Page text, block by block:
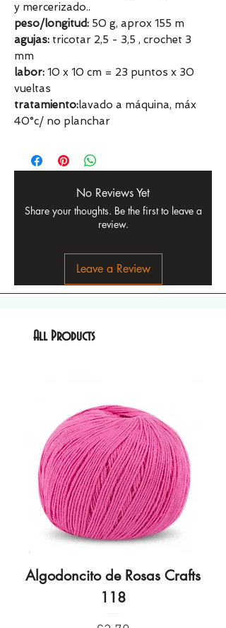
y mercerizado..
peso/longitud: 50 g, aprox 155 m
agujas: tricotar 2,5 - 3,5 , crochet 3
mm
labor: 10 x 10 cm = 23 puntos x 30
vueltas
tratamiento:lavado a máquina, máx
40°c/ no planchar
No Reviews Yet
Share your thoughts. Be the first to leave a
review.
Leave a Review
All Products
Algodoncito de Rosas Crafts
118